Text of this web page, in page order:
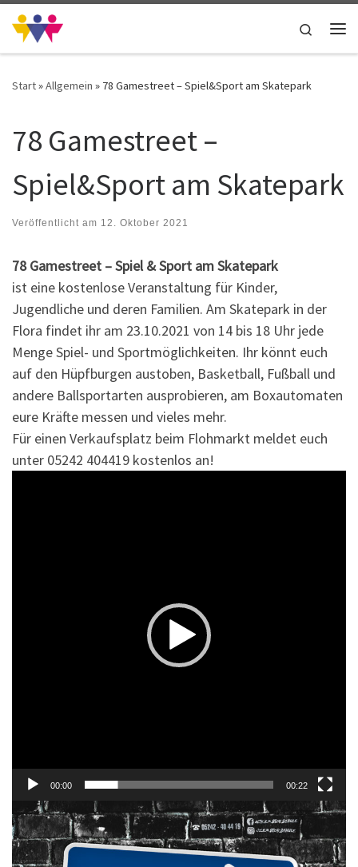
Zum Inhalt springen
Search
Start»Allgemein » 78 Gamestreet – Spiel&Sport am Skatepark
78 Gamestreet –
Spiel&Sport am Skatepark
Veröffentlicht am 12. Oktober 2021
78 Gamestreet – Spiel & Sport am Skatepark
ist eine kostenlose Veranstaltung für Kinder,
Jugendliche und deren Familien. Am Skatepark in der
Flora findet ihr am 23.10.2021 von 14 bis 18 Uhr jede
Menge Spiel- und Sportmöglichkeiten. Ihr könnt euch
auf den Hüpfburgen austoben, Basketball, Fußball und
andere Ballsportarten ausprobieren, am Boxautomaten
eure Kräfte messen und vieles mehr.
Für einen Verkaufsplatz beim Flohmarkt meldet euch
unter 05242 404419 kostenlos an!
00:00 00:22